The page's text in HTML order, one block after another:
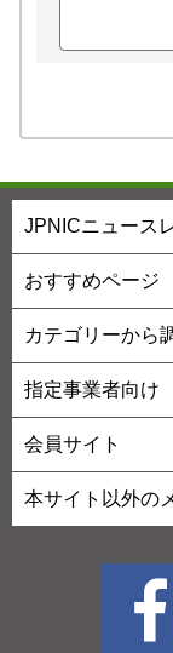
JPNICニュース
おすすめページ
カテゴリーから
指定事業者向け
会員サイト
本サイト以外の